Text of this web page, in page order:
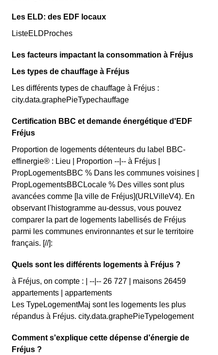
Les ELD: des EDF locaux
ListeELDProches
Les facteurs impactant la consommation à Fréjus
Les types de chauffage à Fréjus
Les différents types de chauffage à Fréjus :
city.data.graphePieTypechauffage
Certification BBC et demande énergétique d'EDF
Fréjus
Proportion de logements détenteurs du label BBC-
effinergie® : Lieu | Proportion --|-- à Fréjus |
PropLogementsBBC % Dans les communes voisines |
PropLogementsBBCLocale % Des villes sont plus
avancées comme [la ville de Fréjus](URLVilleV4). En
observant l'histogramme au-dessus, vous pouvez
comparer la part de logements labellisés de Fréjus
parmi les communes environnantes et sur le territoire
français. [//]:
Quels sont les différents logements à Fréjus ?
à Fréjus, on compte : | --|-- 26 727 | maisons 26459
appartements | appartements
Les TypeLogementMaj sont les logements les plus
répandus à Fréjus. city.data.graphePieTypelogement
Comment s'explique cette dépense d'énergie de
Fréjus ?